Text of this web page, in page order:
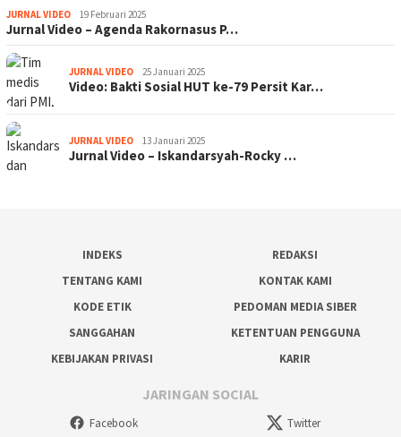
JURNAL VIDEO 19 Februari 2025
Jurnal Video – Agenda Rakornasus P…
JURNAL VIDEO 25 Januari 2025
Video: Bakti Sosial HUT ke-79 Persit Kar…
JURNAL VIDEO 13 Januari 2025
Jurnal Video – Iskandarsyah-Rocky …
INDEKS
REDAKSI
TENTANG KAMI
KONTAK KAMI
KODE ETIK
PEDOMAN MEDIA SIBER
SANGGAHAN
KETENTUAN PENGGUNA
KEBIJAKAN PRIVASI
KARIR
JARINGAN SOCIAL
Facebook Twitter